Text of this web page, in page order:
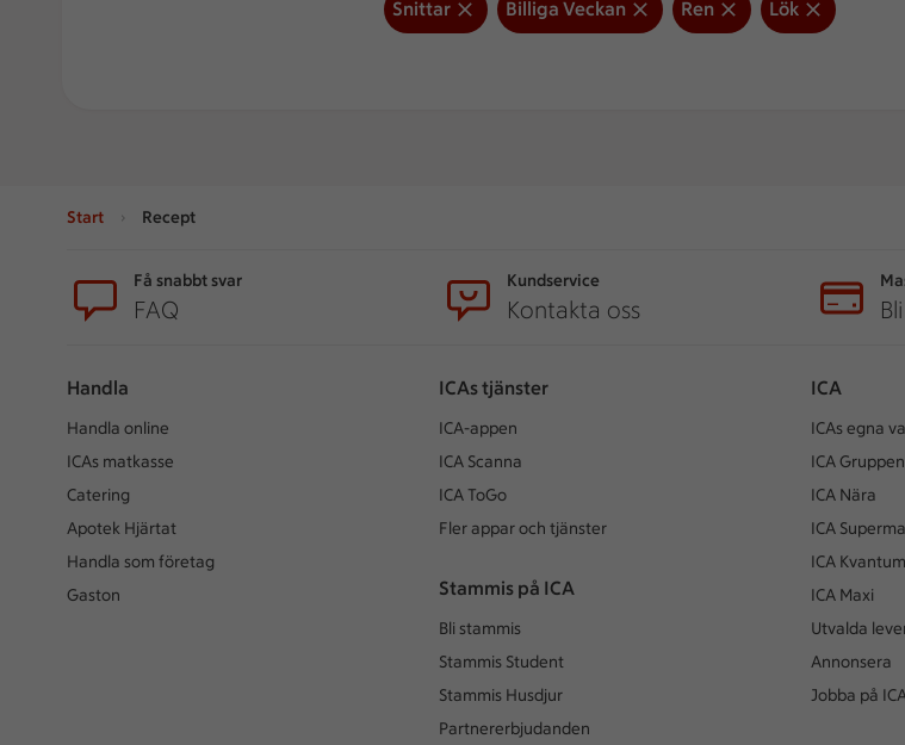
Snittar Billiga Veckan Ren Lök
Start Recept
Få snabbt svar
FAQ
Kundservice
Kontakta oss
Handla
Handla online
ICAs matkasse
Catering
Apotek Hjärtat
Handla som företag
Gaston
ICAs tjänster
ICA-appen
ICA Scanna
ICA ToGo
Fler appar och tjänster
Stammis på ICA
Bli stammis
Stammis Student
Stammis Husdjur
Partnererbjudanden
ICA
ICAs egna
ICA Gruppen
ICA Nära
ICA
ICA Kvantum
ICA Maxi
Utvalda
Annonsera
Jobba på